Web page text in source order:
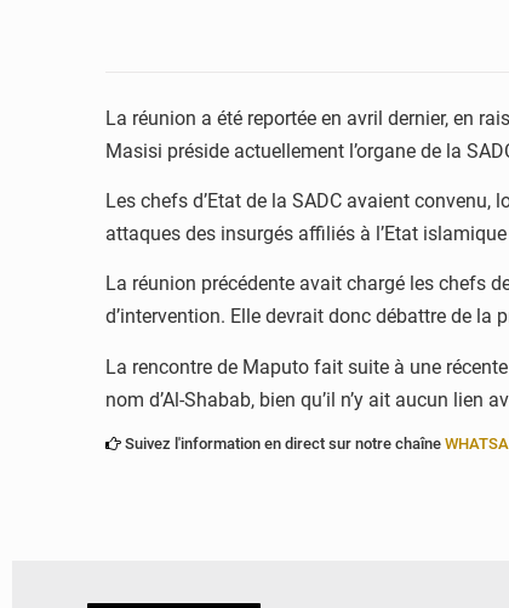
La réunion a été reportée en avril dernier, en
Masisi préside actuellement l’organe de la
Les chefs d’Etat de la SADC avaient
attaques des insurgés affiliés à l’Etat
La réunion précédente avait chargé les chefs
d’intervention. Elle devrait donc débattre de la
La rencontre de Maputo fait suite à une
nom d’Al-Shabab, bien qu’il n’y ait aucun
Suivez l'information en direct sur notre chaîne